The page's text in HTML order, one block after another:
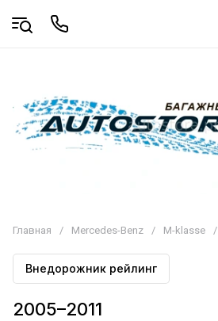
Главная / Mercedes-Benz / M-klasse /
Внедорожник рейлинг
2005–2011